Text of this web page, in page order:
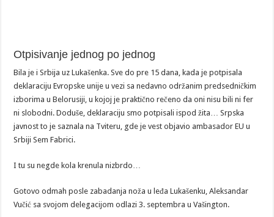
Otpisivanje jednog po jednog
Bila je i Srbija uz Lukašenka. Sve do pre 15 dana, kada je potpisala
deklaraciju Evropske unije u vezi sa nedavno održanim predsedničkim
izborima u Belorusiji, u kojoj je praktično rečeno da oni nisu bili ni fer
ni slobodni. Doduše, deklaraciju smo potpisali ispod žita… Srpska
javnost to je saznala na Tviteru, gde je vest objavio ambasador EU u
Srbiji Sem Fabrici.
I tu su negde kola krenula nizbrdo…
Gotovo odmah posle zabadanja noža u leđa Lukašenku, Aleksandar
Vučić sa svojom delegacijom odlazi 3. septembra u Vašington.